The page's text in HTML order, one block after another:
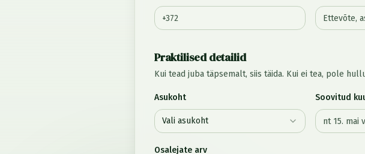
Praktilised detailid
Kui tead juba täpsemalt, siis täida. Kui ei tea, pole
Asukoht
Vali asukoht
Soovitud
Osalejate arv